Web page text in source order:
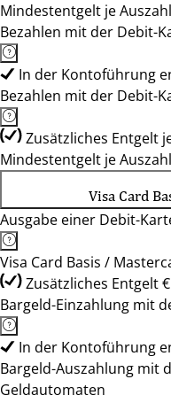
Mindestentgelt je
Bezahlen mit der Debit-
In der Kontoführung
Bezahlen mit der Debit-
Zusätzliches Entgelt
Mindestentgelt je
Visa Card
Ausgabe einer Debit-
Visa Card Basis /
Zusätzliches Entgelt
Bargeld-Einzahlung mit
In der Kontoführung
Bargeld-Auszahlung mit
Geldautomaten